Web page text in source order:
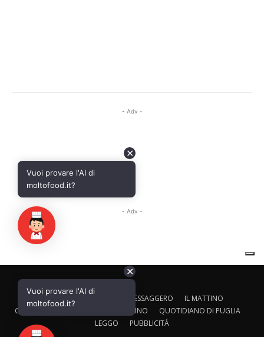
CALTAGIRONE EDITORE IL MESSAGGERO
IL MATTINO
CORRIERE ADRIATICO
IL GAZZETTINO
QUOTIDIANO DI PUGLIA
LEGGO
PUBBLICITÁ
✕
Vuoi provare l'AI di
moltofood.it?